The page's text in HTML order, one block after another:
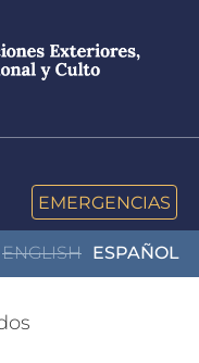
EMERGENCIAS
ENGLISH ESPAÑOL